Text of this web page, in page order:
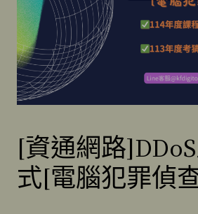
[資通網路
式[電腦犯罪偵